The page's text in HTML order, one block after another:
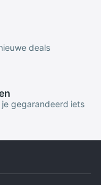
deals
gegarandeerd iets